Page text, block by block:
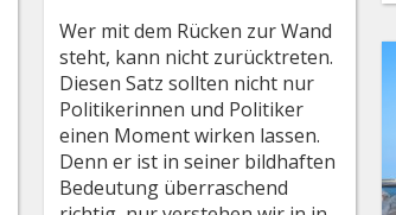
Wer mit dem Rücken zur Wand
steht, kann nicht zurücktreten.
Diesen Satz sollten nicht nur
Politikerinnen und Politiker
einen Moment wirken lassen.
Denn er ist in seiner bildhaften
Bedeutung überraschend